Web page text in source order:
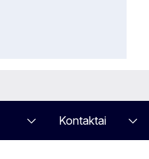
Kontaktai